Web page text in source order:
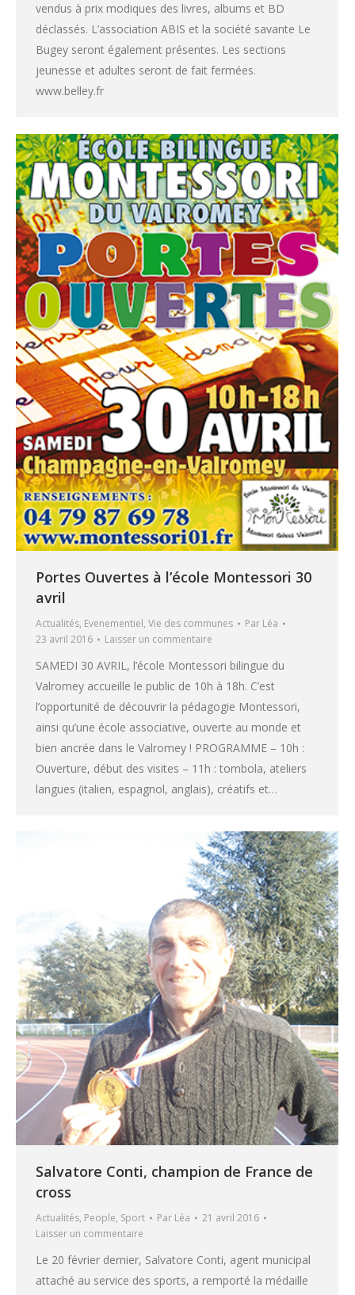
vendus à prix modiques des livres, albums et BD
déclassés. L’association ABIS et la société savante Le
Bugey seront également présentes. Les sections
jeunesse et adultes seront de fait fermées.
www.belley.fr
Portes Ouvertes à l’école Montessori 30
avril
Actualités, Evenementiel, Vie des communes Par Léa
23 avril 2016
Laisser un commentaire
SAMEDI 30 AVRIL, l’école Montessori bilingue du
Valromey accueille le public de 10h à 18h. C’est
l’opportunité de découvrir la pédagogie Montessori,
ainsi qu’une école associative, ouverte au monde et
bien ancrée dans le Valromey ! PROGRAMME – 10h :
Ouverture, début des visites – 11h : tombola, ateliers
langues (italien, espagnol, anglais), créatifs et…
Salvatore Conti, champion de France de
cross
Actualités, People, Sport Par Léa
21 avril 2016
Laisser un commentaire
Le 20 février dernier, Salvatore Conti, agent municipal
attaché au service des sports, a remporté la médaille